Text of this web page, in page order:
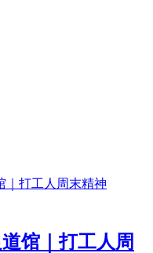
馆｜打工人周